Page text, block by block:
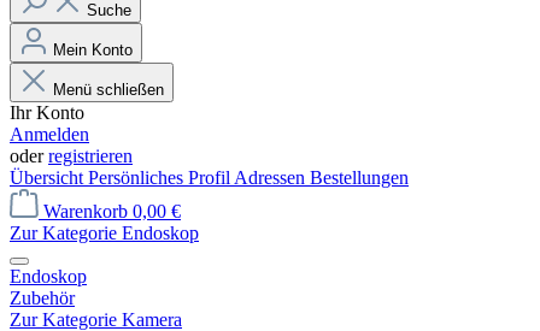
Suche
Mein Konto
Menü schließen
Ihr Konto
Anmelden
oderregistrieren
Übersicht Persönliches Profil Adressen Bestellungen
Warenkorb 0,00 €
Zur Kategorie Endoskop
Endoskop
Zubehör
Zur Kategorie Kamera